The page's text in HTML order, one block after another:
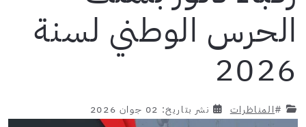
الحرس الوطني لسنة
2026
#المناظرات نشر بتاريخ: 02 جوان 2026